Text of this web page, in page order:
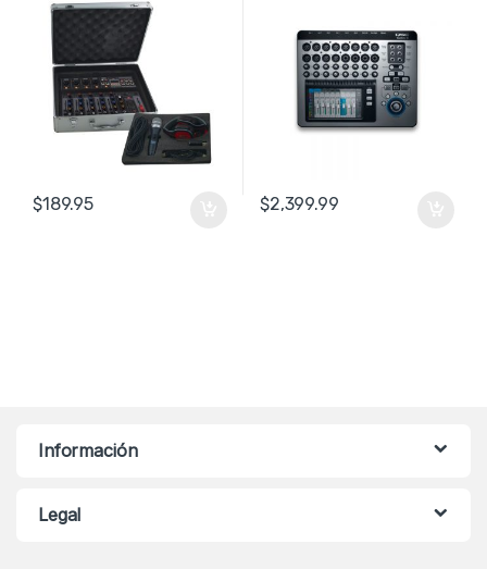
$189.95 $2,399.99
Información
Legal